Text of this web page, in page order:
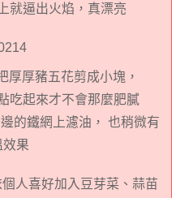
就逼出火焰，真漂亮
厚厚豬五花剪成小塊，
吃起來才不會那麼肥膩
的鐵網上濾油， 也稍微有
效果
人喜好加入豆芽菜、蒜苗